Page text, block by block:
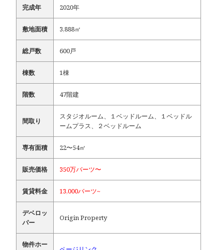
完成年 2020年
敷地面積 3,888㎡
総戸数 600戸
棟数 1棟
階数 47階建
間取り
スタジオルーム、１ベッドルーム、１ベッドル
ームプラス、２ベッドルーム
専有面積 22〜54㎡
販売価格 350万バーツ〜
賃貸料金 13,000バーツ~
デベロッ
パー
Origin Property
物件ホー